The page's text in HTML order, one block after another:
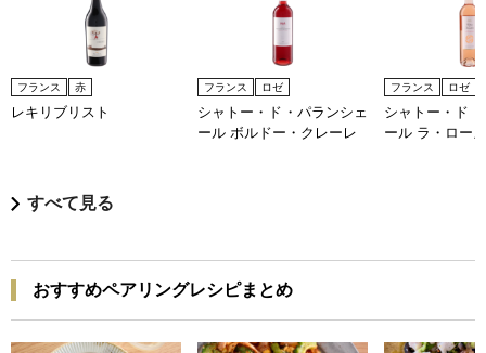
フランス 赤
レキリブリスト
フランス ロゼ
シャトー・ド・パランシェ
ール ボルドー・クレーレ
フランス ロゼ
シャトー・ド
ール ラ・ロー
すべて見る
おすすめペアリングレシピまとめ